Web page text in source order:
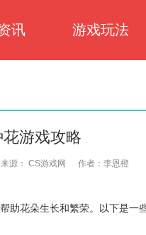
讯 游戏玩法
游戏攻略
来源： CS游戏网 作者：李恩橙
花朵生长和繁荣。以下是一